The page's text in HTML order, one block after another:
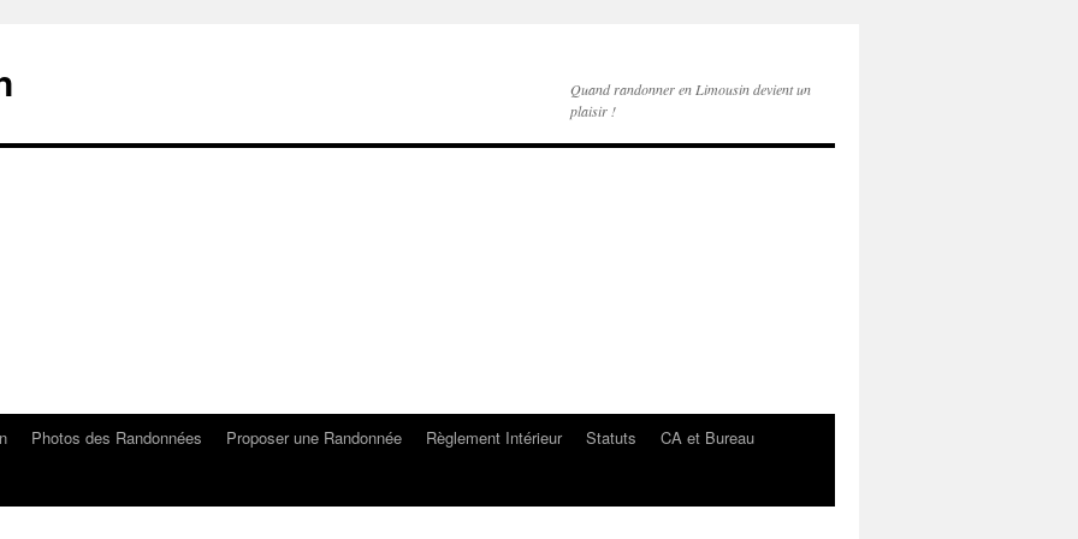
Quand randonner en Limousin devient un
plaisir !
Photos des Randonnées Proposer une Randonnée Règlement Intérieur Statuts
CA et Bureau